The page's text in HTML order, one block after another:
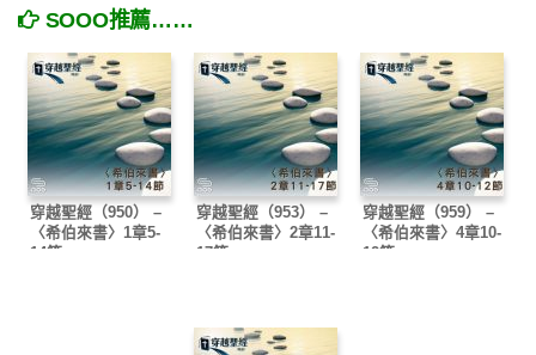
SOOO推薦……
穿越聖經（950） –
〈希伯來書〉1章5-
14節
穿越聖經（953） –
〈希伯來書〉2章11-
17節
穿越聖經（959） –
〈希伯來書〉4章10-
12節